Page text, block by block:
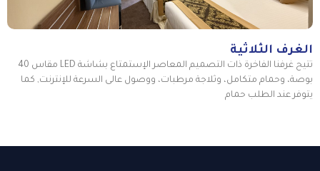
الغرف الثلاثية
تتيح غرفنا الفاخرة ذات التصميم المعاصر الإستمتاع بشاشة LED مقاس 40
بوصة، وحمام متكامل، وثلاجة مرطبات، ووصول عالى السرعة للإنترنت, كما
يتوفر عند الطلب حمام